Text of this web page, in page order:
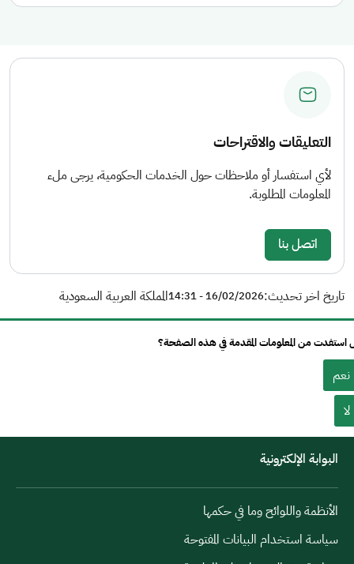
التعليقات والاقتراحات
لأي استفسار أو ملاحظات حول الخدمات الحكومية، يرجى ملء
المعلومات المطلوبة.
اتصل بنا
تاريخ اخر تحديث:16/02/2026 - 14:31 المملكة العربية السعودية
استفدت من المعلومات المقدمة في هذه الصفحة؟
نعم
لا
البوابة الإلكترونية
الأنظمة واللوائح وما في حكمها
سياسة استخدام البيانات المفتوحة